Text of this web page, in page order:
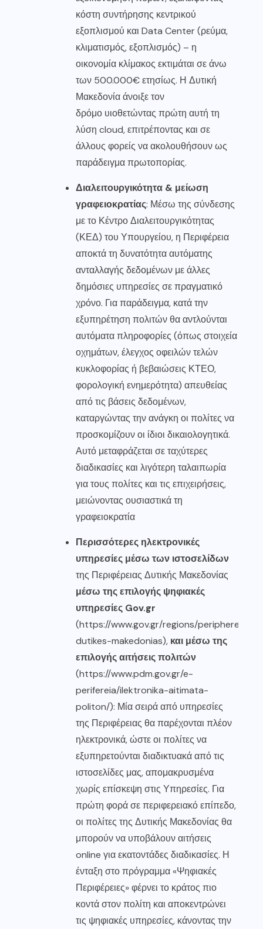
κόστη συντήρησης κεντρικού
εξοπλισμού και Data Center (ρεύμα,
κλιματισμός, εξοπλισμός) – η
οικονομία κλίμακος εκτιμάται σε άνω
των 500.000€ ετησίως. Η Δυτική
Μακεδονία άνοιξε τον
δρόμο υιοθετώντας πρώτη αυτή τη
λύση cloud, επιτρέποντας και σε
άλλους φορείς να ακολουθήσουν ως
παράδειγμα πρωτοπορίας.
Διαλειτουργικότητα & μείωση
γραφειοκρατίας: Μέσω της σύνδεσης
με το Κέντρο Διαλειτουργικότητας
(ΚΕΔ) του Υπουργείου, η Περιφέρεια
αποκτά τη δυνατότητα αυτόματης
ανταλλαγής δεδομένων με άλλες
δημόσιες υπηρεσίες σε πραγματικό
χρόνο. Για παράδειγμα, κατά την
εξυπηρέτηση πολιτών θα αντλούνται
αυτόματα πληροφορίες (όπως στοιχεία
οχημάτων, έλεγχος οφειλών τελών
κυκλοφορίας ή βεβαιώσεις ΚΤΕΟ,
φορολογική ενημερότητα) απευθείας
από τις βάσεις δεδομένων,
καταργώντας την ανάγκη οι πολίτες να
προσκομίζουν οι ίδιοι δικαιολογητικά.
Αυτό μεταφράζεται σε ταχύτερες
διαδικασίες και λιγότερη ταλαιπωρία
για τους πολίτες και τις επιχειρήσεις,
μειώνοντας ουσιαστικά τη
γραφειοκρατία
Περισσότερες ηλεκτρονικές
υπηρεσίες μέσω των ιστοσελίδων
της Περιφέρειας Δυτικής Μακεδονίας
μέσω της επιλογής ψηφιακές
υπηρεσίες Gov.gr
(https://www.gov.gr/regions/periphereia-
dutikes-makedonias), και μέσω της
επιλογής αιτήσεις πολιτών
(https://www.pdm.gov.gr/e-
perifereia/ilektronika-aitimata-
politon/): Μία σειρά από υπηρεσίες
της Περιφέρειας θα παρέχονται πλέον
ηλεκτρονικά, ώστε οι πολίτες να
εξυπηρετούνται διαδικτυακά από τις
ιστοσελίδες μας, απομακρυσμένα
χωρίς επίσκεψη στις Υπηρεσίες. Για
πρώτη φορά σε περιφερειακό επίπεδο,
οι πολίτες της Δυτικής Μακεδονίας θα
μπορούν να υποβάλουν αιτήσεις
online για εκατοντάδες διαδικασίες. Η
ένταξη στο πρόγραμμα «Ψηφιακές
Περιφέρειες» φέρνει το κράτος πιο
κοντά στον πολίτη και αποκεντρώνει
τις ψηφιακές υπηρεσίες, κάνοντας την